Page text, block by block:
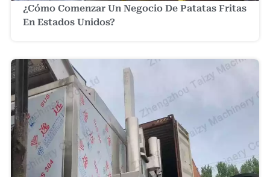
¿Cómo Comenzar Un Negocio De Patatas Fritas
En Estados Unidos?